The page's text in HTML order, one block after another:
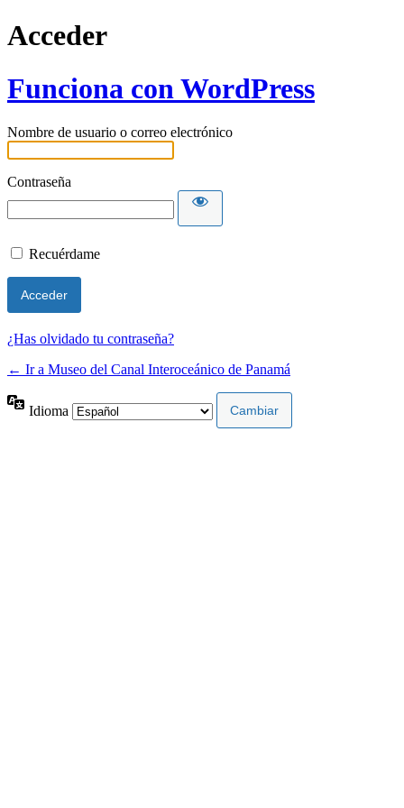
Acceder
Funciona con WordPress
Nombre de usuario o correo electrónico
Contraseña
Recuérdame
¿Has olvidado tu contraseña?
← Ir a Museo del Canal Interoceánico de Panamá
Idioma